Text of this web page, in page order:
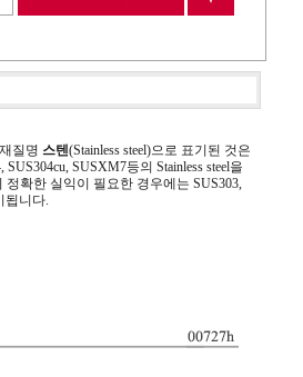
질명 스텐(Stainless steel)으로 표기된 것은
SUS304cu, SUSXM7등의 Stainless steel을
정확한 실익이 필요한 경우에는 SUS303,
됩니다.